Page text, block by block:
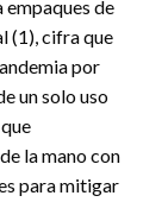
empaques de
(1), cifra que
por
un solo uso
la mano con
para mitigar